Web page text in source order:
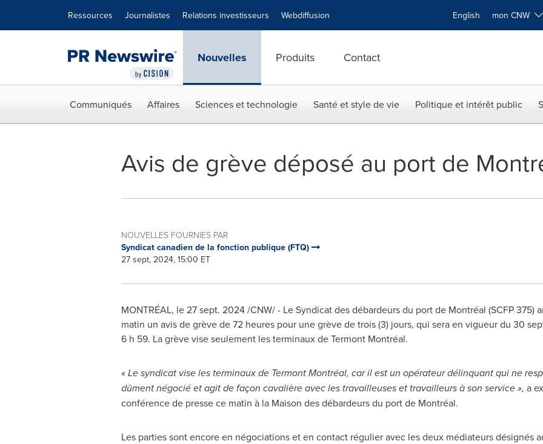
Ressources Journalistes Relations investisseurs Webdiffusion English mon CNW
Nouvelles Produits Contact
Communiqués Affaires Sciences et technologie Santé et style de vie Politique et intérêt public
Avis de grève déposé au port de
NOUVELLES FOURNIES PAR
Syndicat canadien de la fonction publique (FTQ)
27 sept, 2024, 15:00 ET
MONTRÉAL, le27 sept. 2024/CNW/ - Le Syndicat des débardeurs du port de Montréal (SCFP 375)
matin un avis de grève de 72 heures pour une grève de trois (3) jours, qui sera en vigueur du 30
6 h 59. La grève vise seulement les terminaux de Termont Montréal.
« Le syndicat vise les terminaux de Termont Montréal, car il est un opérateur délinquant qui ne
dûment négocié et agit de façon cavalière avec les travailleuses et travailleurs à son service », a
conférence de presse ce matin à la Maison des débardeurs du port de Montréal.
Les parties sont encore en négociations et en contact régulier avec les deux médiateurs désignés